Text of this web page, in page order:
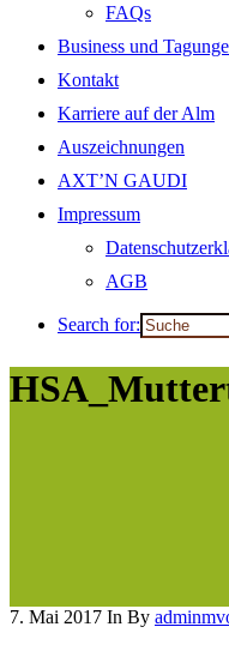
FAQs
Business und
Kontakt
Karriere auf der Alm
Auszeichnungen
AXT’N GAUDI
Impressum
AGB
Search for:
7. Mai 2017 In By